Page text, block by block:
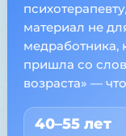
материал не
медработника,
пришла со
возраста» —
40–55 лет